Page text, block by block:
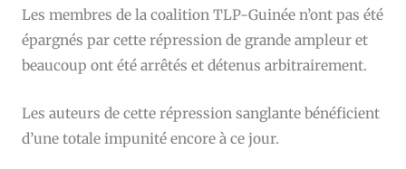
Les membres de la coalition TLP-Guinée n’ont pas été
épargnés par cette répression de grande ampleur et
beaucoup ont été arrêtés et détenus arbitrairement.
Les auteurs de cette répression sanglante bénéficient
d’une totale impunité encore à ce jour.